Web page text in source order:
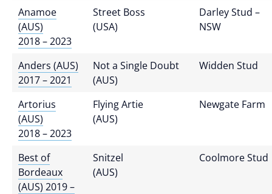
Anamoe
(AUS)
2018 – 2023
Street Boss
(USA)
Darley Stud –
NSW
Anders (AUS)
2017 – 2021
Not a Single Doubt
(AUS)
Widden Stud
Artorius
(AUS)
2018 – 2023
Flying Artie
(AUS)
Newgate Farm
Best of
Bordeaux
(AUS) 2019 –
Snitzel
(AUS)
Coolmore Stud